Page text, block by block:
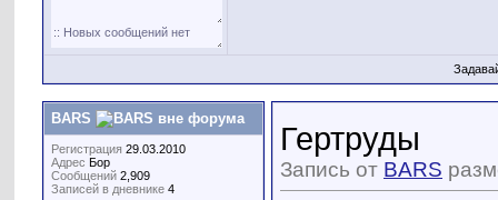
Гертруды
Запись от BARS
BARS
Регистрация 29.03.2010
Адрес Бор
Сообщений 2,909
Записей в дневнике 4